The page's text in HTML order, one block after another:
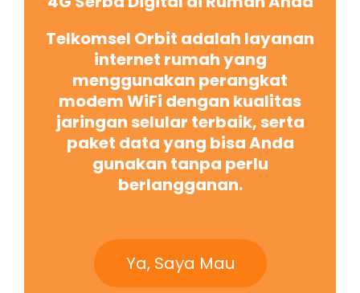
Telkomsel Orbit adalah layanan
internet rumah yang
menggunakan perangkat
modem WiFi dengan kualitas
jaringan selular terbaik, serta
paket data yang bisa Anda
gunakan tanpa perlu
berlangganan.
Ya, Saya Mau